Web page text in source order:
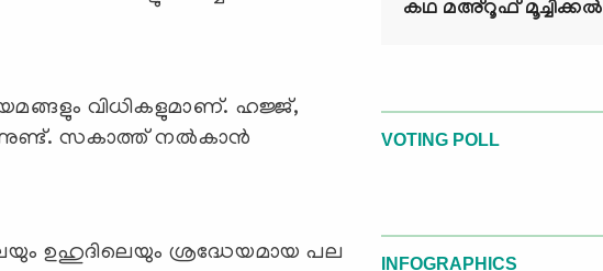
വിധികളുമാണ്. ഹജ്ജ്,
സകാത്ത് നല്‍കാന്‍
ഉഹുദിലെയും ശ്രദ്ധേയമായ പല
കഥ മഅ്റൂഫ് മൂച്ചിക്കല്‍
VOTING POLL
INFOGRAPHICS